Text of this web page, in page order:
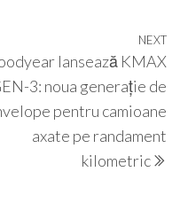
NEXT
lansează KMAX
3: noua generație de
pentru camioane
axate pe randament
kilometric